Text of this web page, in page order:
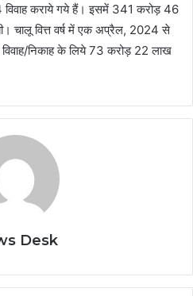
विवाह कराये गये हैं। इसमें 341 करोड़ 46
चालू वित्त वर्ष में एक अप्रैल, 2024 से
निकाह के लिये 73 करोड़ 22 लाख
Desk